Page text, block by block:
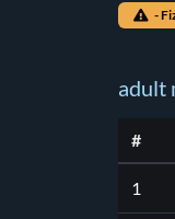
-
adult
#
1